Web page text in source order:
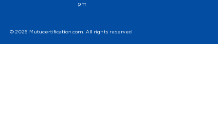
pm
© 2026 Mutucertification.com. All rights reserved